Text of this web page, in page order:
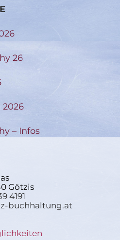
26
2026
– Infos
Götzis
4191
buchhaltung.at